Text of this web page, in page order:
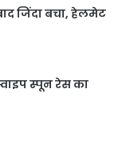
जिंदा बचा, हेलमेट
स्पून रेस का